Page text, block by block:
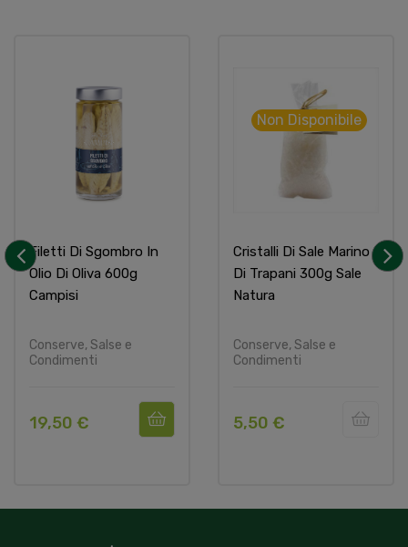
Filetti Di Sgombro In
Olio Di Oliva 600g
Campisi
Conserve, Salse e
Condimenti
19,50 €
Cristalli Di Sale Marino
Di Trapani 300g Sale
Natura
Conserve, Salse e
Condimenti
Non Disponibile
5,50 €